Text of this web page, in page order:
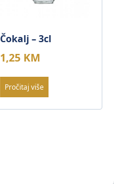
Čokalj – 3cl
1,25 KM
Pročitaj više